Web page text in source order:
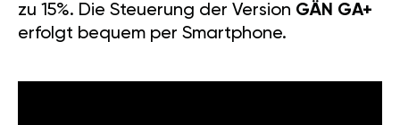
zu 15%. Die Steuerung der Version GÄN GA+
erfolgt bequem per Smartphone.